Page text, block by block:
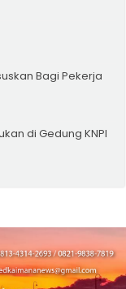
Bagi Pekerja
di Gedung KNPI